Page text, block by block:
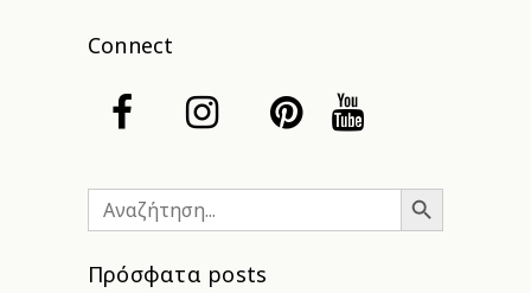
Connect
Search
for:
Search Button
Πρόσφατα posts